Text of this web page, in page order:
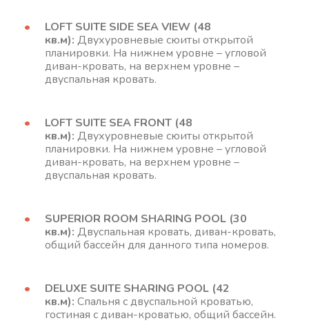
LOFT SUITE SIDE SEA VIEW (48
кв.м): Двухуровневые сюиты открытой
планировки. На нижнем уровне – угловой
диван-кровать, на верхнем уровне –
двуспальная кровать.
LOFT SUITE SEA FRONT (48
кв.м): Двухуровневые сюиты открытой
планировки. На нижнем уровне – угловой
диван-кровать, на верхнем уровне –
двуспальная кровать.
SUPERIOR ROOM SHARING POOL (30
кв.м): Двуспальная кровать, диван-кровать,
общий бассейн для данного типа номеров.
DELUXE SUITE SHARING POOL (42
кв.м): Спальня с двуспальной кроватью,
гостиная с диван-кроватью, общий бассейн.